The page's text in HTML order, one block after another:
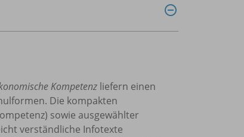
Kompetenz liefern einen
Die kompakten
sowie ausgewählter
verständliche Infotexte